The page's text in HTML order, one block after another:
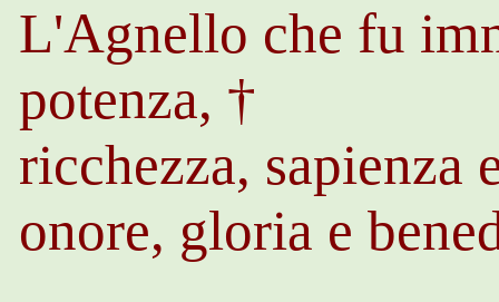
L'Agnello che fu
potenza, †
ricchezza, sapienza
onore, gloria e